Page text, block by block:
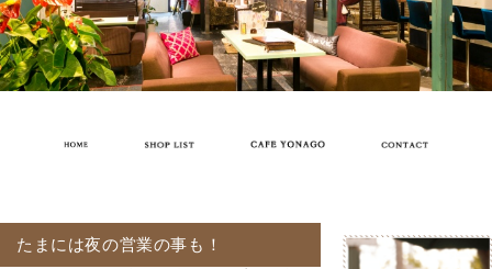
たまには夜の営業の事も！